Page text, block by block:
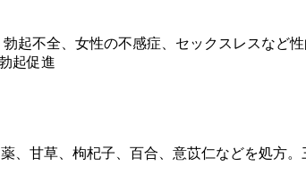
起不全、女性の不感症、セックスレスなど
起促進
、甘草、枸杞子、百合、意苡仁などを処方